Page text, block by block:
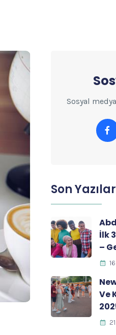
Sosyal
Son Yazılar
İlk
–
Ve